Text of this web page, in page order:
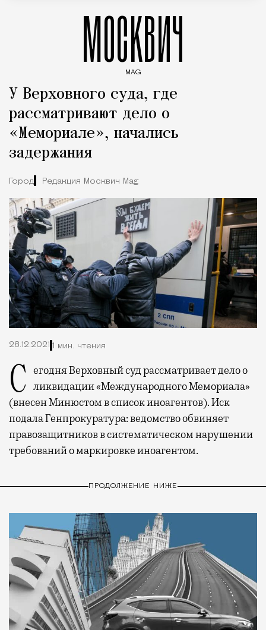
МОСКВИЧ
MAG
У Верховного суда, где
рассматривают дело о
«Мемориале», начались
задержания
Город Редакция Москвич Mag
28.12.2021 1 мин. чтения
Сегодня Верховный суд рассматривает дело о ликвидации «Международного Мемориала»
(внесен Минюстом в список иноагентов). Иск
подала Генпрокуратура: ведомство обвиняет
правозащитников в систематическом нарушении
требований о маркировке иноагентом.
ПРОДОЛЖЕНИЕ НИЖЕ